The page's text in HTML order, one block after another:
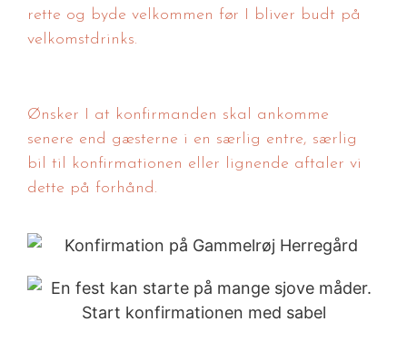
rette og byde velkommen før I bliver budt på
velkomstdrinks.
Ønsker I at konfirmanden skal ankomme
senere end gæsterne i en særlig entre, særlig
bil til konfirmationen eller lignende aftaler vi
dette på forhånd.